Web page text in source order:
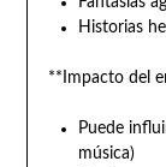
Historias
**Impacto del
Puede
música)